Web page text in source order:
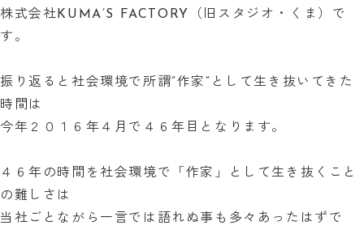
株式会社KUMA’S FACTORY（旧スタジオ・くま）で
す。
振り返ると社会環境で所謂”作家”として生き抜いてきた
時間は
今年２０１６年４月で４６年目となります。
４６年の時間を社会環境で「作家」として生き抜くこと
の難しさは
当社ごとながら一言では語れぬ事も多々あったはずで